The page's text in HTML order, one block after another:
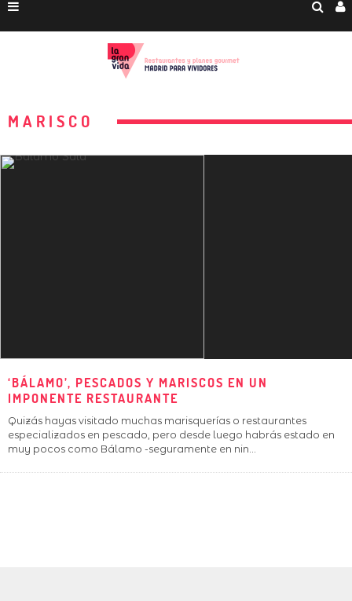
MARISCO
‘BÁLAMO’, PESCADOS Y MARISCOS EN UN
IMPONENTE RESTAURANTE
Quizás hayas visitado muchas marisquerías o restaurantes
especializados en pescado, pero desde luego habrás estado en
muy pocos como Bálamo -seguramente en nin...